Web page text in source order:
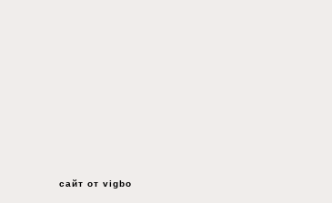
сайт от vigbo